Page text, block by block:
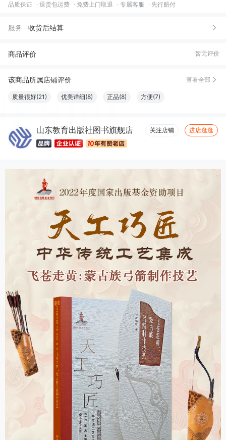
品质保证 退货包运费 免费上门取退 专属客服 先行赔付
服务 收货后结算
商品评价 暂无评价
该商品所属店铺评价 查看全部
质量很好(21) 优美详细(8) 正品(8) 方便(7)
山东教育出版社图书旗舰店 关注店铺 进店逛逛